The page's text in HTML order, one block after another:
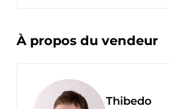
À propos du vendeur
Thibedo